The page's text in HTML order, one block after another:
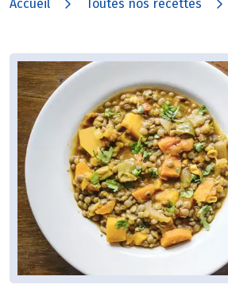
Accueil Toutes nos recettes